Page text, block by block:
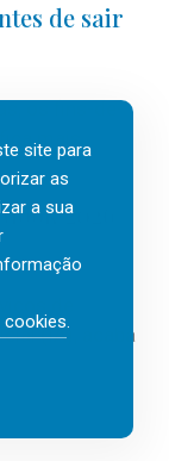
de sair
os fins-de-
mais
2026
de
(IA), acaba
site para
as
a sua
cookies.